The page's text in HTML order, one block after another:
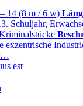
14 (8 m / 6 w)
Schuljahr,
exzentrische